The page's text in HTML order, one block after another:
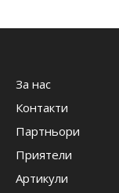
За нас
Контакти
Партньори
Приятели
Артикули